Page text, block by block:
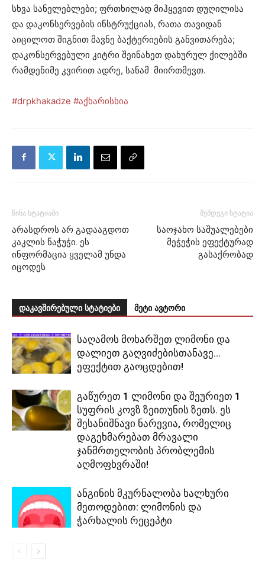
სხვა სანელებლები; ფრთხილად მიჰყევით დუღილისა
და დაკონსერვების ინსტრუქციას, რათა თავიდან
აიცილოთ შიგნით მავნე ბაქტერიების განვითარება;
დაკონსერვებული კიტრი შეინახეთ დახურულ ქილებში
რამდენიმე კვირით ადრე, სანამ მიირთმევთ.
#drpkhakadze #აქხარისხია
წინა სტატიაში
არასდროს არ გადააგდოთ
კაკლის ნაჭუჭი. ეს
ინფორმაცია ყველამ უნდა
იცოდეს
შემდეგი სტატია
საოჯახო საშუალებები
მეჭეჭის ეფექტურად
გასაქრობად
დაკავშირებული სტატიები მეტი ავტორი
საღამოს მოხარშეთ ლიმონი და
დალიეთ გაღვიძებისთანავე…
ეფექტით გაოცდებით!
გაწურეთ 1 ლიმონი და შეურიეთ 1
სუფრის კოვზ ზეითუნის ზეთს. ეს
შესანიშნავი ნარევია, რომელიც
დაგეხმარებათ მრავალი
ჯანმრთელობის პრობლემის
აღმოფხვრაში!
ანგინის მკურნალობა ხალხური
მეთოდებით: ლიმონის და
ჭარხალის რეცეპტი